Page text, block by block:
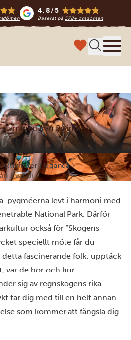
4.8/5
Baserat på 578+ omdömen
från Bwindi
Aktiviteter i Uganda
Bwindi
pygméerna levt i harmoni med
National Park. Därför
också för ”Skogens
speciellt möte får du
detta fascinerande folk: upptäck
var de bor och hur
sig av regnskogens rika
tar dig med till en helt annan
som kommer att fängsla dig